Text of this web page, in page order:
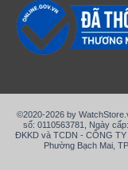
©2020-2026 by
số: 0110563781, Ngày
ĐKKD và TCDN - CÔNG
Phường Bạch Mai,